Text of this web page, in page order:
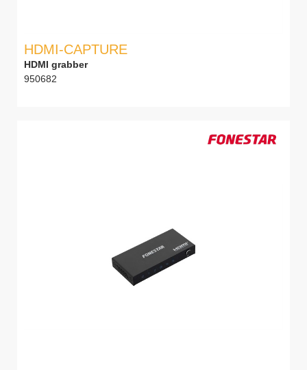
HDMI-CAPTURE
HDMI grabber
950682